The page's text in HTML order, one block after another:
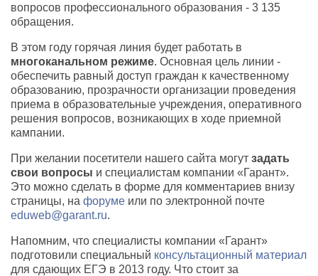
вопросов профессионального образования - 3 135
обращения.
В этом году горячая линия будет работать в
многоканальном режиме. Основная цель линии -
обеспечить равный доступ граждан к качественному
образованию, прозрачности организации проведения
приема в образовательные учреждения, оперативного
решения вопросов, возникающих в ходе приемной
кампании.
При желании посетители нашего сайта могут задать
свои вопросы и специалистам компании «Гарант».
Это можно сделать в форме для комментариев внизу
страницы, на форуме или по электронной почте
eduweb@garant.ru.
Напомним, что специалисты компании «Гарант»
подготовили специальный консультационный материал
для сдающих ЕГЭ в 2013 году. Что стоит за